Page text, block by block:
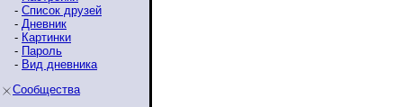
- Список друзей
- Дневник
- Картинки
- Пароль
- Вид дневника
Сообщества